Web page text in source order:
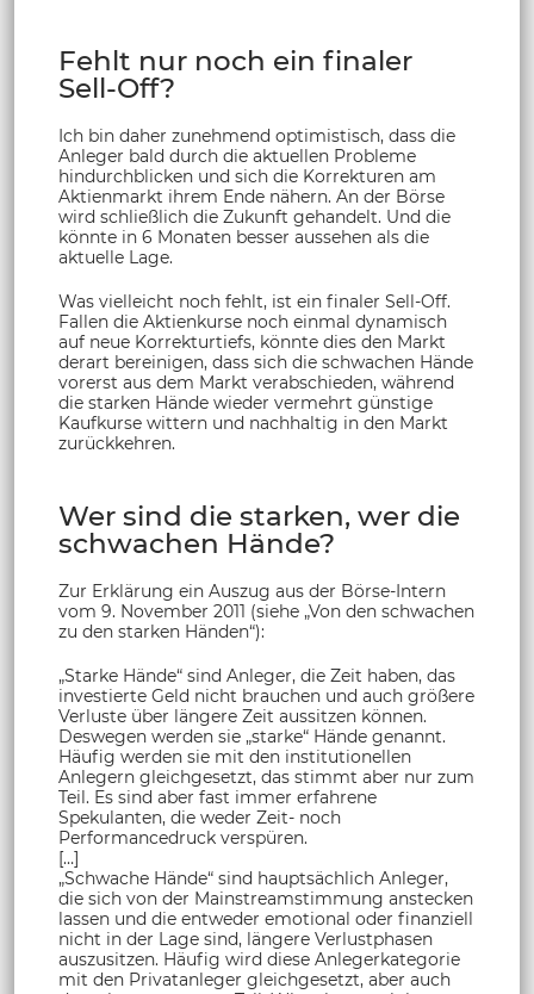
Fehlt nur noch ein finaler
Sell-Off?
Ich bin daher zunehmend optimistisch, dass die
Anleger bald durch die aktuellen Probleme
hindurchblicken und sich die Korrekturen am
Aktienmarkt ihrem Ende nähern. An der Börse
wird schließlich die Zukunft gehandelt. Und die
könnte in 6 Monaten besser aussehen als die
aktuelle Lage.
Was vielleicht noch fehlt, ist ein finaler Sell-Off.
Fallen die Aktienkurse noch einmal dynamisch
auf neue Korrekturtiefs, könnte dies den Markt
derart bereinigen, dass sich die schwachen Hände
vorerst aus dem Markt verabschieden, während
die starken Hände wieder vermehrt günstige
Kaufkurse wittern und nachhaltig in den Markt
zurückkehren.
Wer sind die starken, wer die
schwachen Hände?
Zur Erklärung ein Auszug aus der Börse-Intern
vom 9. November 2011 (siehe „Von den schwachen
zu den starken Händen“):
„Starke Hände“ sind Anleger, die Zeit haben, das
investierte Geld nicht brauchen und auch größere
Verluste über längere Zeit aussitzen können.
Deswegen werden sie „starke“ Hände genannt.
Häufig werden sie mit den institutionellen
Anlegern gleichgesetzt, das stimmt aber nur zum
Teil. Es sind aber fast immer erfahrene
Spekulanten, die weder Zeit- noch
Performancedruck verspüren.
[…]
„Schwache Hände“ sind hauptsächlich Anleger,
die sich von der Mainstreamstimmung anstecken
lassen und die entweder emotional oder finanziell
nicht in der Lage sind, längere Verlustphasen
auszusitzen. Häufig wird diese Anlegerkategorie
mit den Privatanleger gleichgesetzt, aber auch